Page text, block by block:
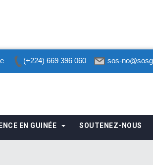
(+224) 669 396 060 sos-
EN GUINÉE SOUTENEZ-NOUS